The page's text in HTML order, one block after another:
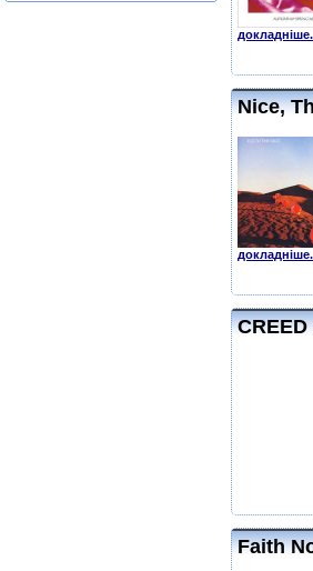
Nice,
Faith